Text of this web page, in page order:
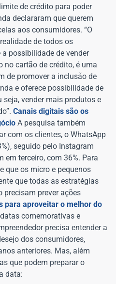
de crédito para poder
declararam que querem
aos consumidores. “O
de todos os
possibilidade de vender
no cartão de crédito, é uma
de promover a inclusão de
e oferece possibilidade de
vender mais produtos e
Canais digitais são os
A pesquisa também
com os clientes, o WhatsApp
seguido pelo Instagram
em terceiro, com 36%. Para
que os micro e pequenos
que todas as estratégias
precisam prever ações
para aproveitar o melhor do
comemorativas e
precisa entender a
dos consumidores,
anteriores. Mas, além
que podem preparar o
data: